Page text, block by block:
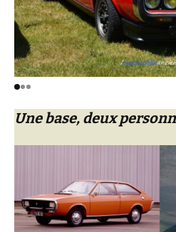
Une base, deux